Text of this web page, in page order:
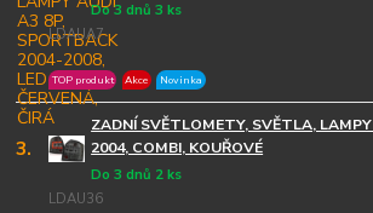
LDAUA7
Do 3 dnů 3 ks
TOP produkt Akce Novinka
3.
ZADNÍ SVĚTLOMETY, SVĚTLA,
2004, COMBI, KOUŘOVÉ
LDAU36
Do 3 dnů 2 ks